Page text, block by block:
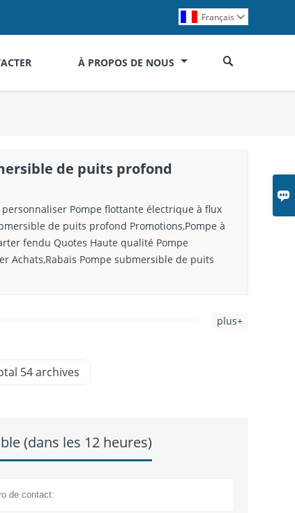

Français 
À PROPOS DE NOUS 
de puits profond
Pompe flottante électrique à flux
de puits profond Promotions,Pompe à
fendu Quotes Haute qualité Pompe
Achats,Rabais Pompe submersible de puits
plus+
54 archives
(dans les 12 heures)